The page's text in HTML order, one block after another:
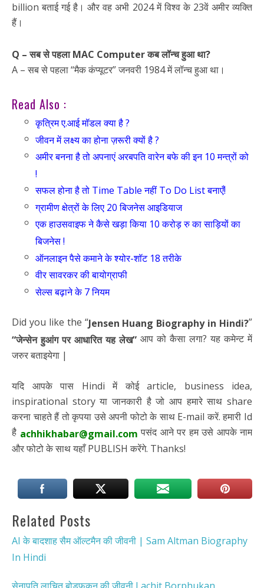
billion बताई गई है। और वह अभी 2024 में विश्व के 23वें अमीर व्यक्ति
हैं।
Q – सब से पहला MAC Computer कब लॉन्च हुआ था?
A – सब से पहला “मैक कंप्यूटर” जनवरी 1984 में लॉन्च हुआ था।
Read Also :
कृत्रिम ए.आई मॉडल क्या है ?
जीवन में लक्ष्य का होना ज़रूरी क्यों है ?
अमीर बनना है तो अपनाएं अरबपति वारेन बफे की इन 10 मन्त्रों को
!
सफल होना है तो Time Table नहीं To Do List बनाएँ!
ग्रामीण क्षेत्रों के लिए 20 बिजनेस आइडियाज
एक हाउसवाइफ ने कैसे खड़ा किया 10 करोड़ रु का साड़ियों का
बिजनेस !
ऑनलाइन पैसे कमाने के श्योर-शॉट 18 तरीके
वीर सावरकर की बायोग्राफी
सेल्स बढ़ाने के 7 नियम
Did you like the “Jensen Huang Biography in Hindi?”
“जेन्सेन हुआंग पर आधारित यह लेख” आप को कैसा लगा? यह कमेन्ट में
जरुर बताइयेगा |
यदि आपके पास Hindi में कोई article, business idea,
inspirational story या जानकारी है जो आप हमारे साथ share
करना चाहते हैं तो कृपया उसे अपनी फोटो के साथ E-mail करें. हमारी Id
है achhikhabar@gmail.com पसंद आने पर हम उसे आपके नाम
और फोटो के साथ यहाँ PUBLISH करेंगे. Thanks!
Related Posts
AI के बादशाह सैम ऑल्टमैन की जीवनी | Sam Altman Biography
In Hindi
सेनापति लाचित बोड़फुकन की जीवनी Lachit Borphukan